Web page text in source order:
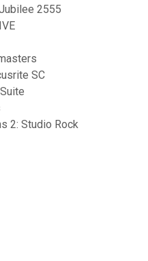
2555
SC
2: Studio Rock